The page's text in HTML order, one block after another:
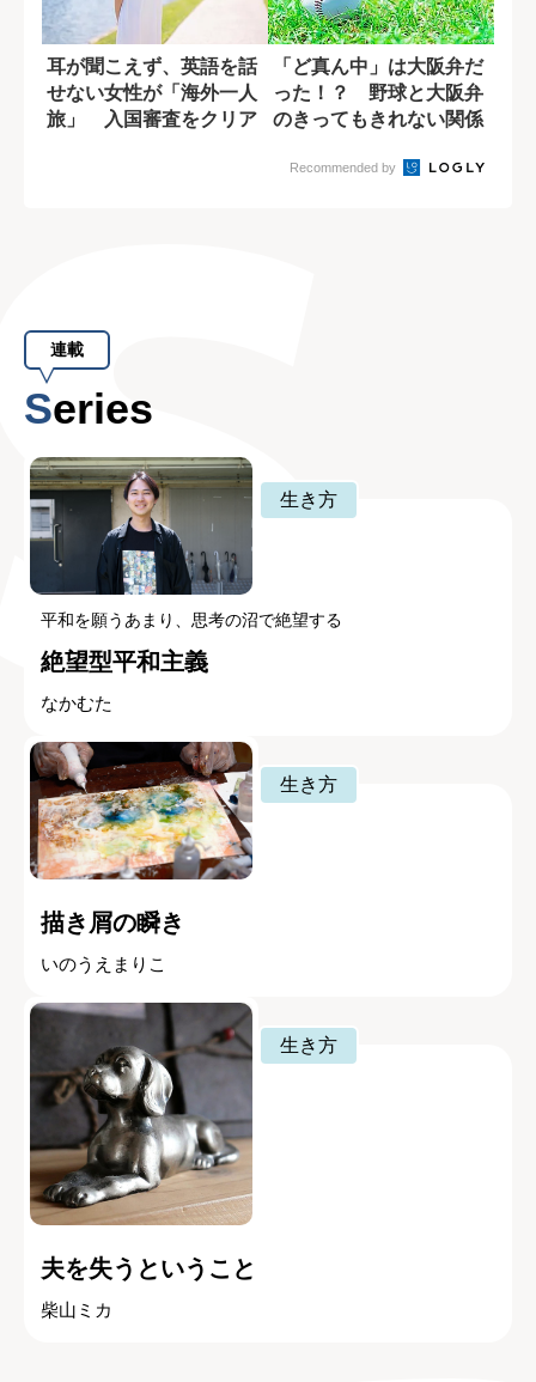
耳が聞こえず、英語を話
せない女性が「海外一人
旅」 入国審査をクリア
「ど真ん中」は大阪弁だ
った！？ 野球と大阪弁
のきってもきれない関係
Recommended by
連載
Series
生き方
平和を願うあまり、思考の沼で絶望する
絶望型平和主義
なかむた
生き方
描き屑の瞬き
いのうえまりこ
生き方
夫を失うということ
柴山ミカ